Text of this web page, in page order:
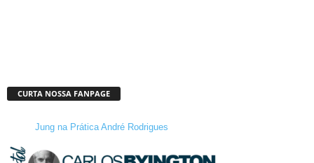
CURTA NOSSA FANPAGE
Jung na Prática André Rodrigues